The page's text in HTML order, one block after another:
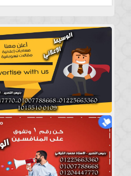
العقارى حلال؟.. أمين